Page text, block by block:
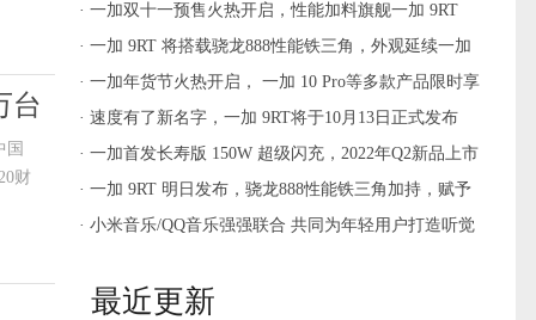
台
国
财
· 一加双十一预售火热开启，性能加料旗舰一加 9RT
3199元起
· 一加 9RT 将搭载骁龙888性能铁三角，外观延续一加
质感设计
· 一加年货节火热开启， 一加 10 Pro等多款产品限时享
新春好礼
· 速度有了新名字，一加 9RT将于10月13日正式发布
· 一加首发长寿版 150W 超级闪充，2022年Q2新品上市
搭载
· 一加 9RT 明日发布，骁龙888性能铁三角加持，赋予
速度新名字
· 小米音乐/QQ音乐强强联合 共同为年轻用户打造听觉
最近更新